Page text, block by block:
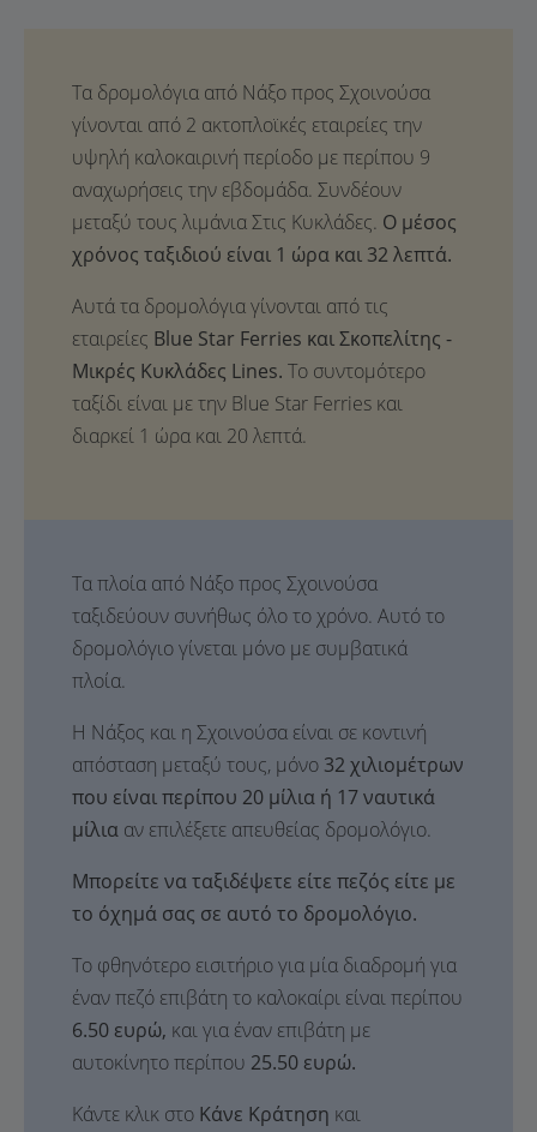
Ο μέσος
χρόνος ταξιδιού είναι 1 ώρα και 32 λεπτά.
Αυτά τα δρομολόγια γίνονται από τις
εταιρείες Blue Star Ferries και Σκοπελίτης -
Μικρές Κυκλάδες Lines. Το συντομότερο
ταξίδι είναι με την Blue Star Ferries και
διαρκεί 1 ώρα και 20 λεπτά.
Τα πλοία από Νάξο προς Σχοινούσα
ταξιδεύουν συνήθως όλο το χρόνο. Αυτό το
δρομολόγιο γίνεται μόνο με συμβατικά
πλοία.
Η Νάξος και η Σχοινούσα είναι σε κοντινή
απόσταση μεταξύ τους, μόνο 32 χιλιομέτρων
που είναι περίπου 20 μίλια ή 17 ναυτικά
μίλια αν επιλέξετε απευθείας δρομολόγιο.
Μπορείτε να ταξιδέψετε είτε πεζός είτε με
το όχημά σας σε αυτό το δρομολόγιο.
Το φθηνότερο εισιτήριο για μία διαδρομή για
έναν πεζό επιβάτη το καλοκαίρι είναι περίπου
6.50 ευρώ, και για έναν επιβάτη με
αυτοκίνητο περίπου 25.50 ευρώ.
Κάντε κλικ στο Κάνε Κράτηση και